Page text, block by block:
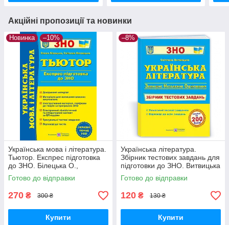
Акційні пропозиції та новинки
Новинка –10%
Українська мова і література.
Тьютор. Експрес підготовка
до ЗНО. Білецька О.,
Витвицька С.
Готово до відправки
270 ₴ 300 ₴
Купити
–8%
Українська література.
Збірник тестових завдань для
підготовки до ЗНО. Витвицька
С.
Готово до відправки
120 ₴ 130 ₴
Купити